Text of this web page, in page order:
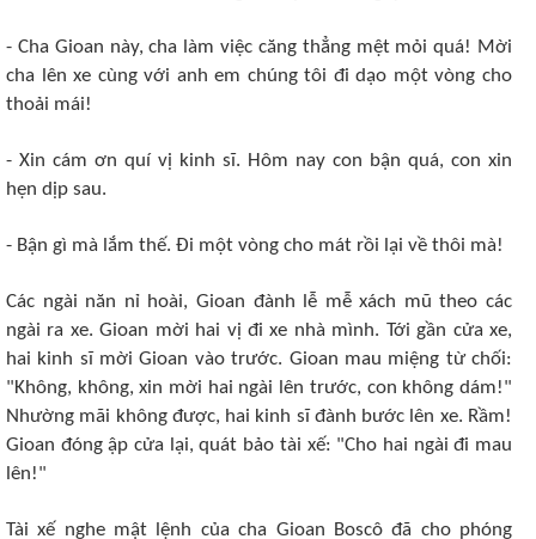
- Cha Gioan này, cha làm việc căng thẳng mệt mỏi quá! Mời
cha lên xe cùng với anh em chúng tôi đi dạo một vòng cho
thoải mái!
- Xin cám ơn quí vị kinh sĩ. Hôm nay con bận quá, con xin
hẹn dịp sau.
- Bận gì mà lắm thế. Ði một vòng cho mát rồi lại về thôi mà!
Các ngài năn nỉ hoài, Gioan đành lễ mễ xách mũ theo các
ngài ra xe. Gioan mời hai vị đi xe nhà mình. Tới gần cửa xe,
hai kinh sĩ mời Gioan vào trước. Gioan mau miệng từ chối:
"Không, không, xin mời hai ngài lên trước, con không dám!"
Nhường mãi không được, hai kinh sĩ đành bước lên xe. Rầm!
Gioan đóng ập cửa lại, quát bảo tài xế: "Cho hai ngài đi mau
lên!"
Tài xế nghe mật lệnh của cha Gioan Boscô đã cho phóng